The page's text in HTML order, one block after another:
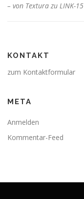
– von Textura zu LINK-15
KONTAKT
zum Kontaktformular
META
Anmelden
Kommentar-Feed